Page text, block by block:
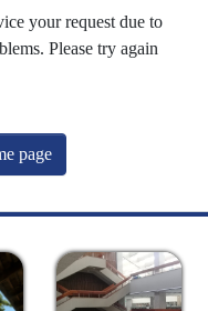
your request due to
Please try again
page